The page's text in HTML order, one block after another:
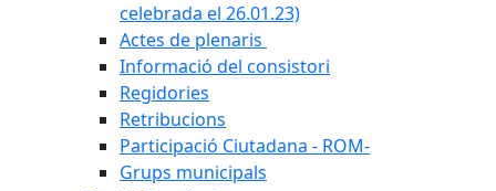
celebrada el 26.01.23)
Actes de plenaris
Informació del consistori
Regidories
Retribucions
Participació Ciutadana - ROM-
Grups municipals